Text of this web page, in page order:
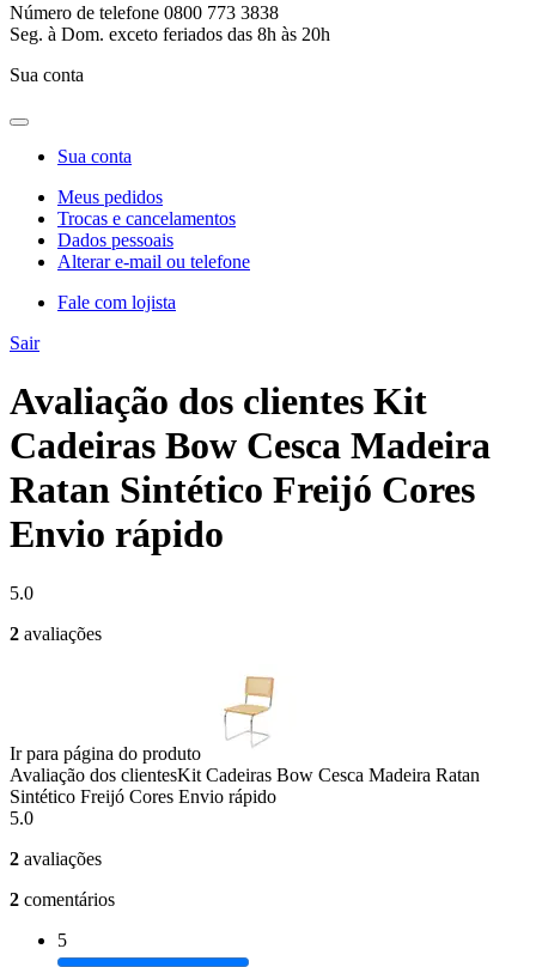
Número de telefone 0800 773 3838
Seg. à Dom. exceto feriados das 8h às 20h
Sua conta
Sua conta
Meus pedidos
Trocas e cancelamentos
Dados pessoais
Alterar e-mail ou telefone
Fale com lojista
Sair
Avaliação dos clientes Kit
Cadeiras Bow Cesca Madeira
Ratan Sintético Freijó Cores
Envio rápido
5.0
2 avaliações
Ir para página do produto
Avaliação dos clientesKit Cadeiras Bow Cesca Madeira Ratan
Sintético Freijó Cores Envio rápido
5.0
2 avaliações
2 comentários
5